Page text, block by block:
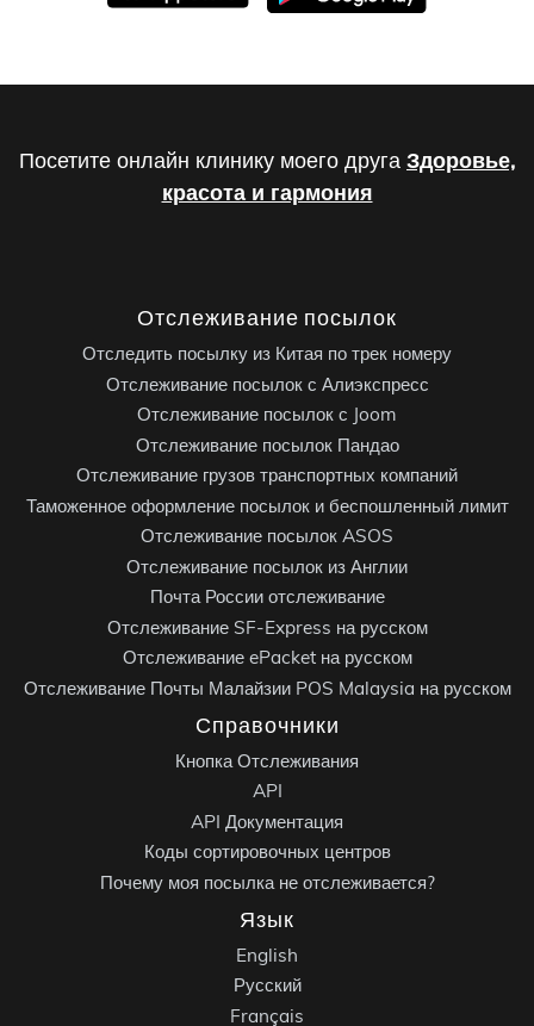
Посетите онлайн клинику моего друга Здоровье,
красота и гармония
Отслеживание посылок
Отследить посылку из Китая по трек номеру
Отслеживание посылок с Алиэкспресс
Отслеживание посылок с Joom
Отслеживание посылок Пандао
Отслеживание грузов транспортных компаний
Таможенное оформление посылок и беспошленный лимит
Отслеживание посылок ASOS
Отслеживание посылок из Англии
Почта России отслеживание
Отслеживание SF-Express на русском
Отслеживание ePacket на русском
Отслеживание Почты Малайзии POS Malaysia на русском
Справочники
Кнопка Отслеживания
API
API Документация
Коды сортировочных центров
Почему моя посылка не отслеживается?
Язык
English
Русский
Français